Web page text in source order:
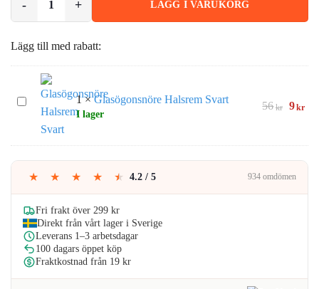
LÄGG I VARUKORG
Lägg till med rabatt:
Glasögonsnöre
Halsrem
1×Glasögonsnöre Halsrem Svart
I lager
56kr
Det
56kr.
9kr
★ ★ ★ ★ ★ 4.2 / 5 934 omdömen
Fri frakt över 299 kr
Direkt från vårt lager i Sverige
Leverans 1–3 arbetsdagar
100 dagars öppet köp
Fraktkostnad från 19 kr